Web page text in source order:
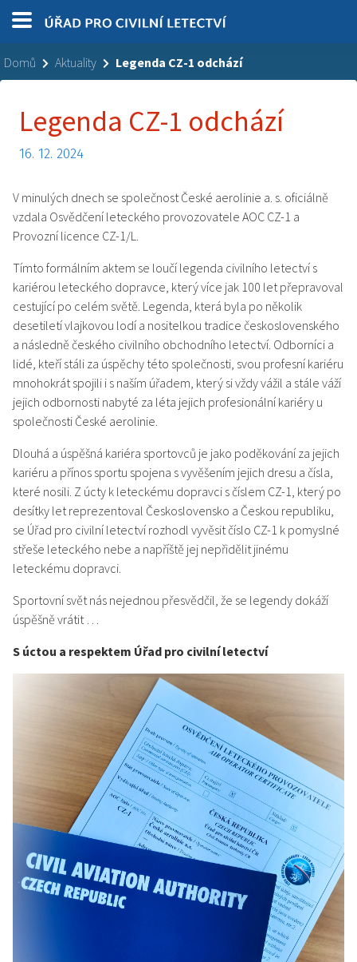
Domů Aktuality Legenda CZ-1 odchází
Legenda CZ-1 odchází
16. 12. 2024
V minulých dnech se společnost České aerolinie a. s. oficiálně
vzdala Osvědčení leteckého provozovatele AOC CZ-1 a
Provozní licence CZ-1/L.
Tímto formálním aktem se loučí legenda civilního letectví s
kariérou leteckého dopravce, který více jak 100 let přepravoval
cestující po celém světě. Legenda, která byla po několik
desetiletí vlajkovou lodí a nositelkou tradice československého
a následně českého civilního obchodního letectví. Odborníci a
lidé, kteří stáli za úspěchy této společnosti, svou profesní kariéru
mnohokrát spojili i s naším úřadem, který si vždy vážil a stále váží
jejich odbornosti nabyté za léta jejich profesionální kariéry u
společnosti České aerolinie.
Dlouhá a úspěšná kariéra sportovců je jako poděkování za jejich
kariéru a přínos sportu spojena s vyvěšením jejich dresu a čísla,
které nosili. Z úcty k leteckému dopravci s číslem CZ-1, který po
desítky let reprezentoval Československo a Českou republiku,
se Úřad pro civilní letectví rozhodl vyvěsit číslo CZ-1 k pomyslné
střeše leteckého nebe a napříště jej nepřidělit jinému
leteckému dopravci.
Sportovní svět nás nejednou přesvědčil, že se legendy dokáží
úspěšně vrátit …
S úctou a respektem Úřad pro civilní letectví